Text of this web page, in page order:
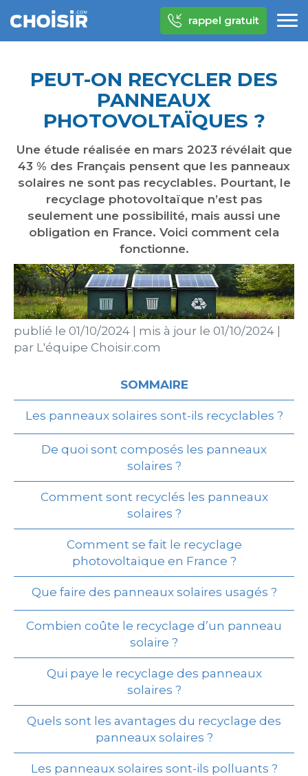
rappel gratuit
PEUT-ON RECYCLER DES
PANNEAUX
PHOTOVOLTAÏQUES ?
Une étude réalisée en mars 2023 révélait que
43 % des Français pensent que les panneaux
solaires ne sont pas recyclables. Pourtant, le
recyclage photovoltaïque n’est pas
seulement une possibilité, mais aussi une
obligation en France. Voici comment cela
fonctionne.
publié le 01/10/2024 mis à jour le 01/10/2024
par L'équipe Choisir.com
SOMMAIRE
Les panneaux solaires sont-ils recyclables ?
De quoi sont composés les panneaux
solaires ?
Comment sont recyclés les panneaux
solaires ?
Comment se fait le recyclage
photovoltaïque en France ?
Que faire des panneaux solaires usagés ?
Combien coûte le recyclage d’un panneau
solaire ?
Qui paye le recyclage des panneaux
solaires ?
Quels sont les avantages du recyclage des
panneaux solaires ?
Les panneaux solaires sont-ils polluants ?